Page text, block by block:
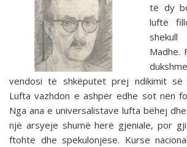
të dy
luftë
Madhe.
vendosi të shkëputet prej ndikimit së
Lufta vazhdon e ashpër edhe sot nën
Nga ana e universalistave lufta bëhej
një arsyeje shumë herë gjeniale, por
ftohtë dhe spekulonjëse. Kurse